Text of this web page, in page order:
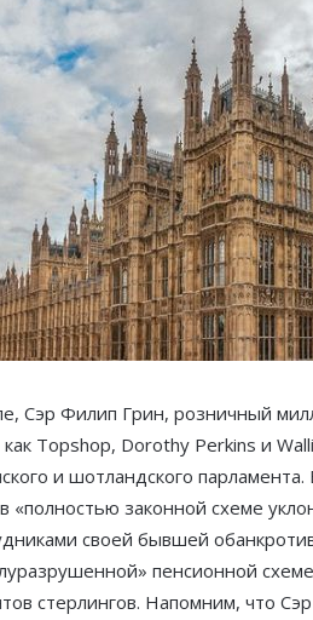
Сэр Филип Грин, розничный
Topshop, Dorothy Perkins и
и шотландского
«полностью законной схеме
своей бывшей
пенсионной
стерлингов. Напомним, что